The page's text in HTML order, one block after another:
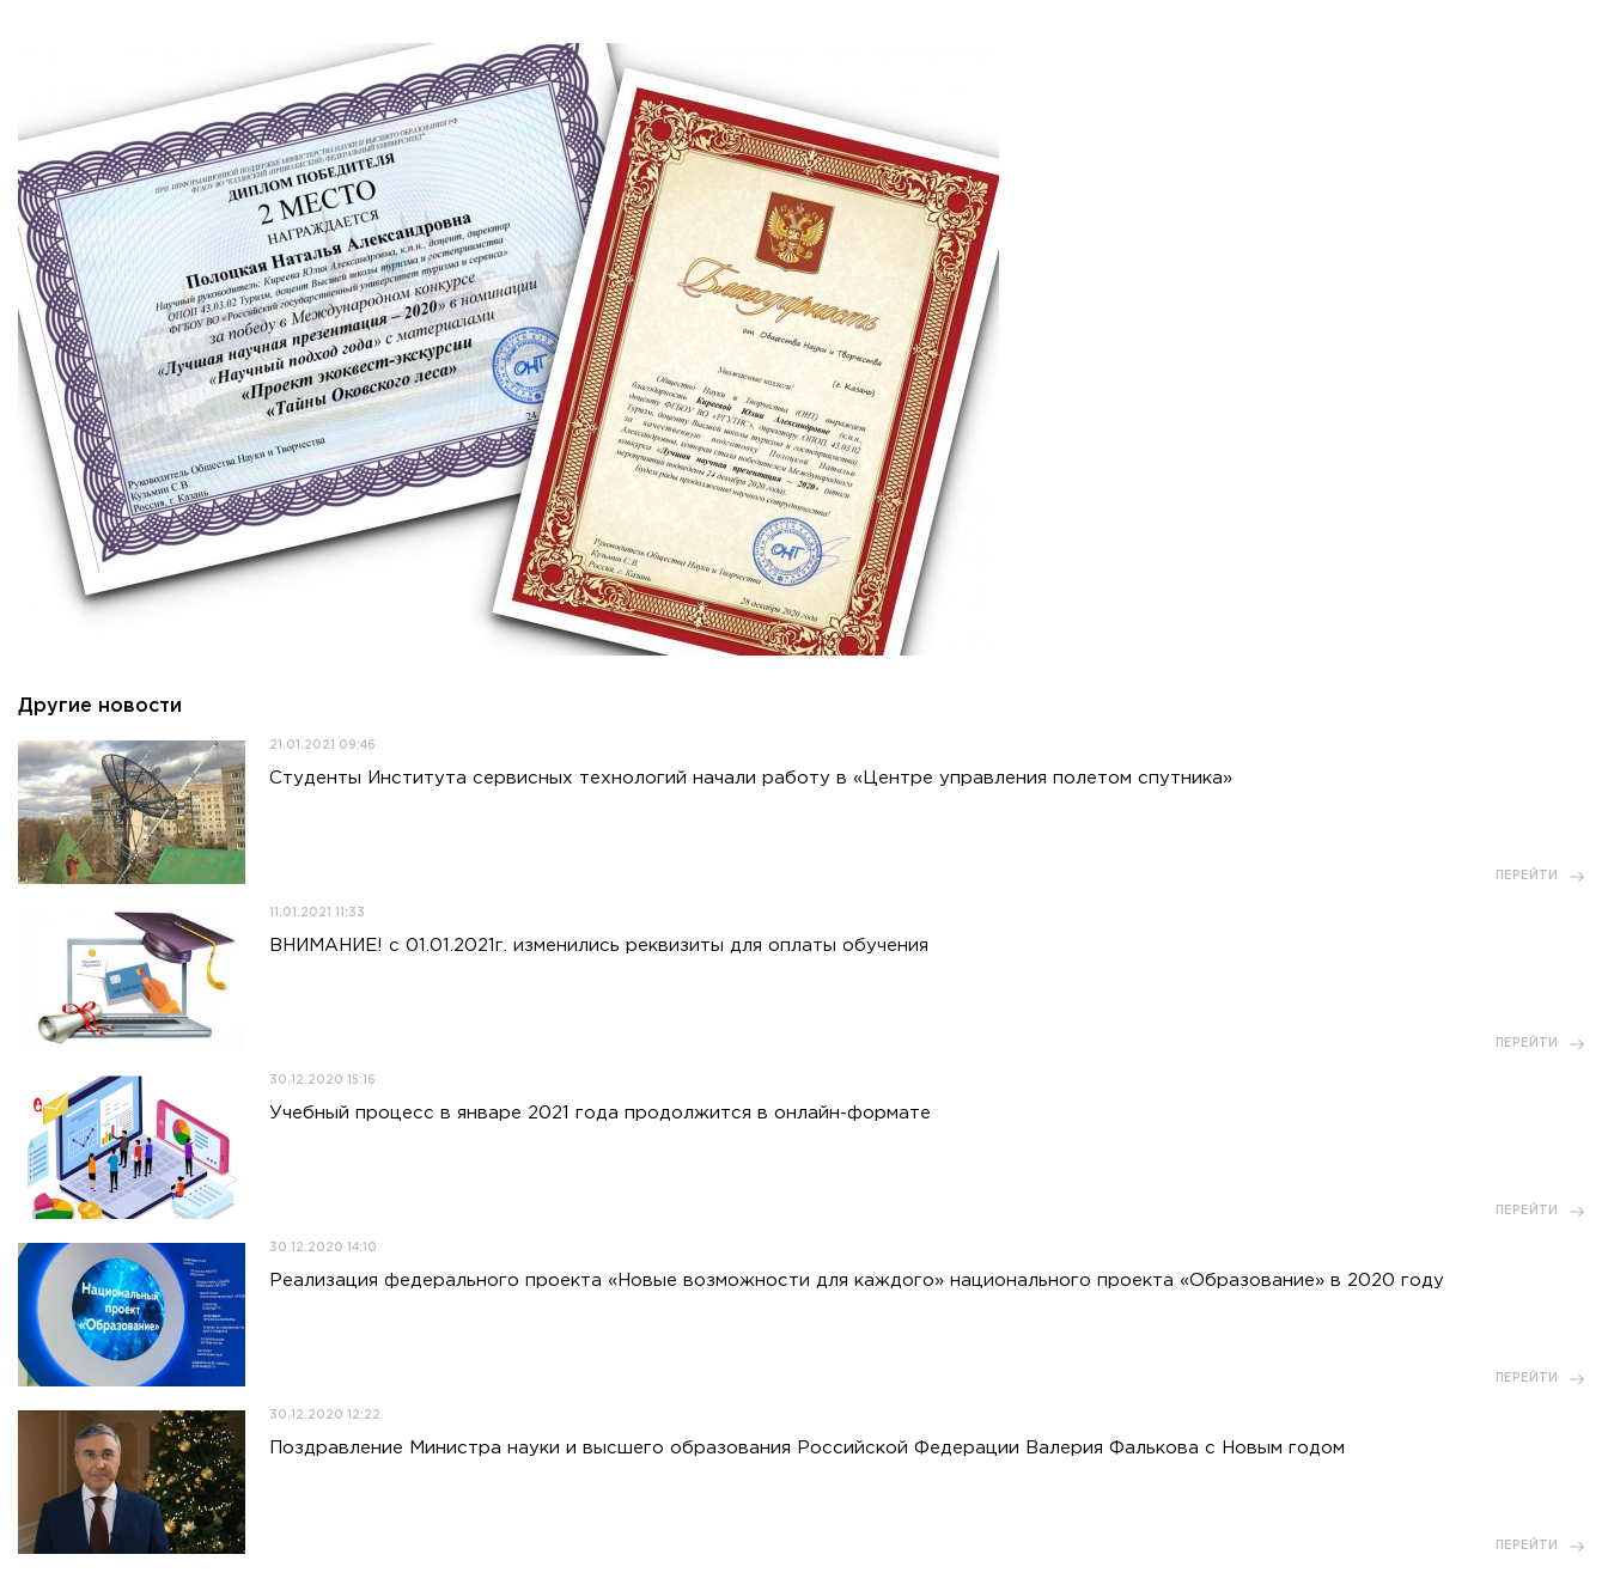
Другие новости
21.01.2021 09:46
Студенты Института сервисных технологий начали работу в «Центре управления полетом спутника»
ПЕРЕЙТИ
11.01.2021 11:33
ВНИМАНИЕ! с 01.01.2021г. изменились реквизиты для оплаты обучения
ПЕРЕЙТИ
30.12.2020 15:16
Учебный процесс в январе 2021 года продолжится в онлайн-формате
ПЕРЕЙТИ
30.12.2020 14:10
Реализация федерального проекта «Новые возможности для каждого» национального проекта «Образование» в 2020 году
ПЕРЕЙТИ
30.12.2020 12:22
Поздравление Министра науки и высшего образования Российской Федерации Валерия Фалькова с Новым годом
ПЕРЕЙТИ